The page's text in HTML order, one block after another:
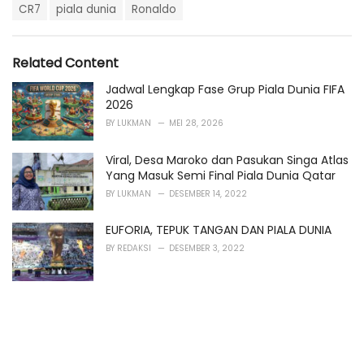
r
i
e
s
:
:
CR7 piala dunia Ronaldo
Related Content
Jadwal Lengkap Fase Grup Piala Dunia FIFA
2026
BY LUKMAN MEI 28, 2026
Viral, Desa Maroko dan Pasukan Singa Atlas
Yang Masuk Semi Final Piala Dunia Qatar
BY LUKMAN DESEMBER 14, 2022
EUFORIA, TEPUK TANGAN DAN PIALA DUNIA
BY REDAKSI DESEMBER 3, 2022